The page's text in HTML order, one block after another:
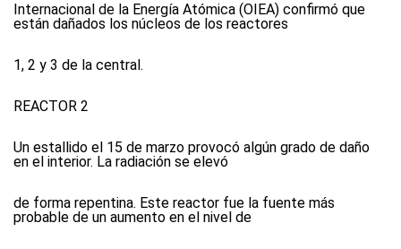
Internacional de la Energía Atómica (OIEA) confirmó que
están dañados los núcleos de los reactores
1, 2 y 3 de la central.
REACTOR 2
Un estallido el 15 de marzo provocó algún grado de daño
en el interior. La radiación se elevó
de forma repentina. Este reactor fue la fuente más
probable de un aumento en el nivel de